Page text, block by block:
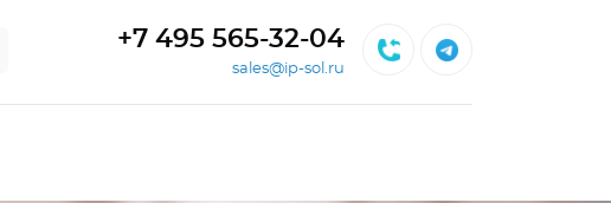
+7 495 565-32-04
sales@ip-sol.ru